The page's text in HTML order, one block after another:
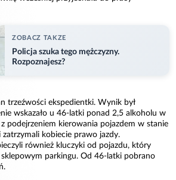
ZOBACZ TAKZE
Policja szuka tego mężczyzny.
Rozpoznajesz?
trzeźwości ekspedientki. Wynik był
wskazało u 46-latki ponad 2,5 alkoholu w
podejrzeniem kierowania pojazdem w stanie
kobiecie prawo jazdy.
również kluczyki od pojazdu, który
sklepowym parkingu. Od 46-latki pobrano